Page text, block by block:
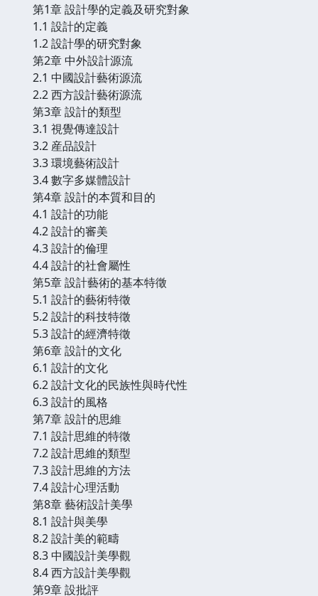
第1章 設計學的定義及研究對象
1.1 設計的定義
1.2 設計學的研究對象
第2章 中外設計源流
2.1 中國設計藝術源流
2.2 西方設計藝術源流
第3章 設計的類型
3.1 視覺傳達設計
3.2 産品設計
3.3 環境藝術設計
3.4 數字多媒體設計
第4章 設計的本質和目的
4.1 設計的功能
4.2 設計的審美
4.3 設計的倫理
4.4 設計的社會屬性
第5章 設計藝術的基本特徵
5.1 設計的藝術特徵
5.2 設計的科技特徵
5.3 設計的經濟特徵
第6章 設計的文化
6.1 設計的文化
6.2 設計文化的民族性與時代性
6.3 設計的風格
第7章 設計的思維
7.1 設計思維的特徵
7.2 設計思維的類型
7.3 設計思維的方法
7.4 設計心理活動
第8章 藝術設計美學
8.1 設計與美學
8.2 設計美的範疇
8.3 中國設計美學觀
8.4 西方設計美學觀
第9章 設批評